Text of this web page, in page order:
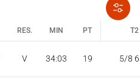
RES. MIN PT T2
V 34:03 19 5/8